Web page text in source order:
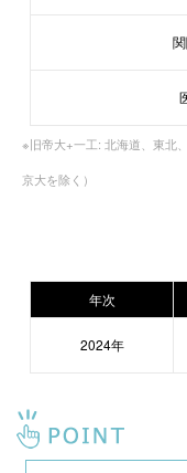
※旧帝大+一工: 北海道、東北
京大を除く）
年次
2024年